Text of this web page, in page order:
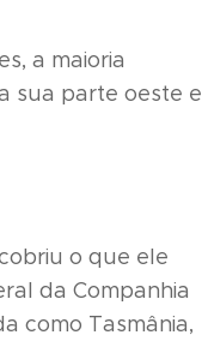
a maioria
sua parte oeste e
o que ele
da Companhia
como Tasmânia,